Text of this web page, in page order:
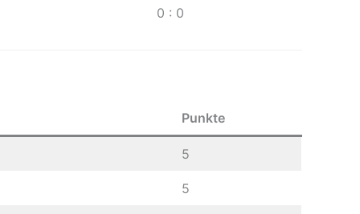
0 : 0
Punkte
5
5